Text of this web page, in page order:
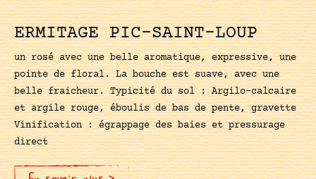
ERMITAGE PIC-SAINT-LOUP
un rosé avec une belle aromatique, expressive, une
pointe de floral. La bouche est suave, avec une
belle fraicheur. Typicité du sol : Argilo-calcaire
et argile rouge, éboulis de bas de pente, gravette
Vinification : égrappage des baies et pressurage
direct